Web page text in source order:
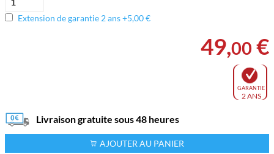
Extension de garantie 2 ans +5,00 €
49,00 €
GARANTIE
2 ANS
Livraison gratuite sous 48 heures
AJOUTER AU PANIER